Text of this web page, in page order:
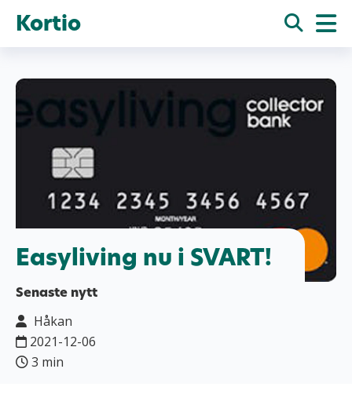
Kortio
Easyliving nu i SVART!
Senaste nytt
Håkan
2021-12-06
3 min